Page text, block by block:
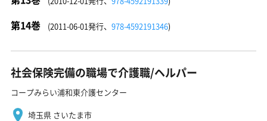
第14巻 (2011-06-01発行、 978-4592191346)
社会保険完備の職場で介護職/ヘルパー
コープみらい浦和東介護センター
埼玉県 さいたま市